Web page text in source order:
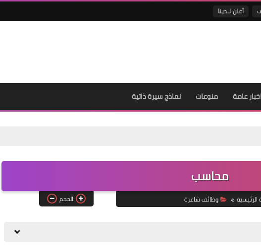
أعلن لــدينا
اخبار عامة منوعات نماذج سيرة ذاتية
محاسب
وظائف شاغرة الحجم